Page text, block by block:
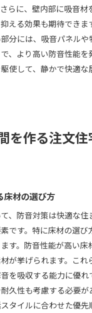
らに、壁内部に吸音材
える効果も期待できま
分には、吸音パネルや
、より高い防音性能を
使して、静かで快適な
を作る注文
床材の選び方
、防音対策は快適な住
です。特に床材の選び
す。防音性能が高い床
が挙げられます。これ
を吸収する能力に優れ
久性も考慮する必要が
タイルに合わせた優先